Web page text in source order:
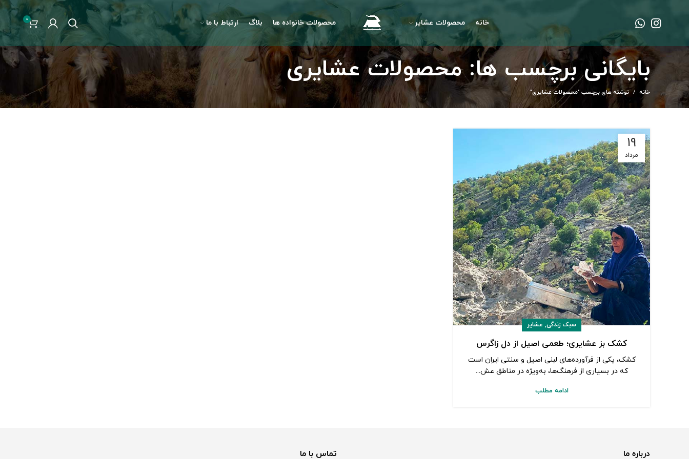
خانه محصولات عشایر محصولات خانواده ها بلاگ ارتباط با ما 0
بایگانی برچسب ها: محصولات عشایری
خانه نوشته های برچسب "محصولات عشایری"
19
مرداد
سبک زندگی, عشایر
کشک بز عشایری؛ طعمی اصیل از دل زاگرس
کشک، یکی از فرآورده‌های لبنی اصیل و سنتی ایران است
که در بسیاری از فرهنگ‌ها، به‌ویژه در مناطق عش...
ادامه مطلب
درباره ما تماس با ما